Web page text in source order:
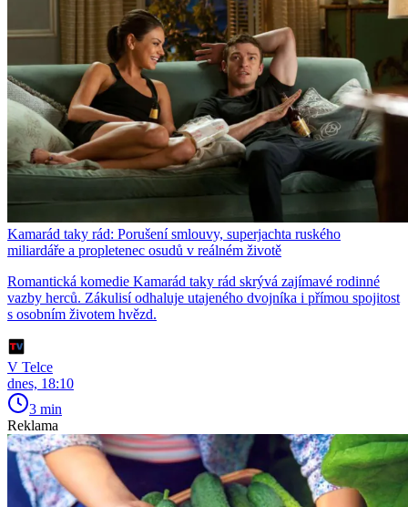
Kamarád taky rád: Porušení smlouvy, superjachta ruského
miliardáře a propletenec osudů v reálném životě
Romantická komedie Kamarád taky rád skrývá zajímavé rodinné
vazby herců. Zákulisí odhaluje utajeného dvojníka i přímou spojitost
s osobním životem hvězd.
V Telce
dnes, 18:10
3 min
Reklama